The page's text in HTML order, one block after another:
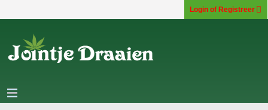
Login of Registreer